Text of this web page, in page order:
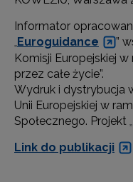
Informator
„ Euroguidance
”
Komisji Europejskiej
przez całe życie”.
Wydruk i dystrybucja
Unii Europejskiej w
Społecznego. Projekt „
Link do publikacji